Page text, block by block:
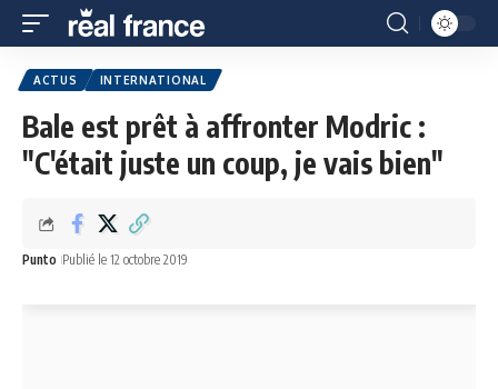
ACTUS INTERNATIONAL
Bale est prêt à affronter Modric :
"C'était juste un coup, je vais bien"
Punto Publié le 12 octobre 2019